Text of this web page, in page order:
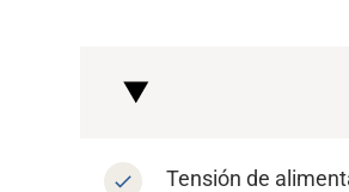
Tensión de